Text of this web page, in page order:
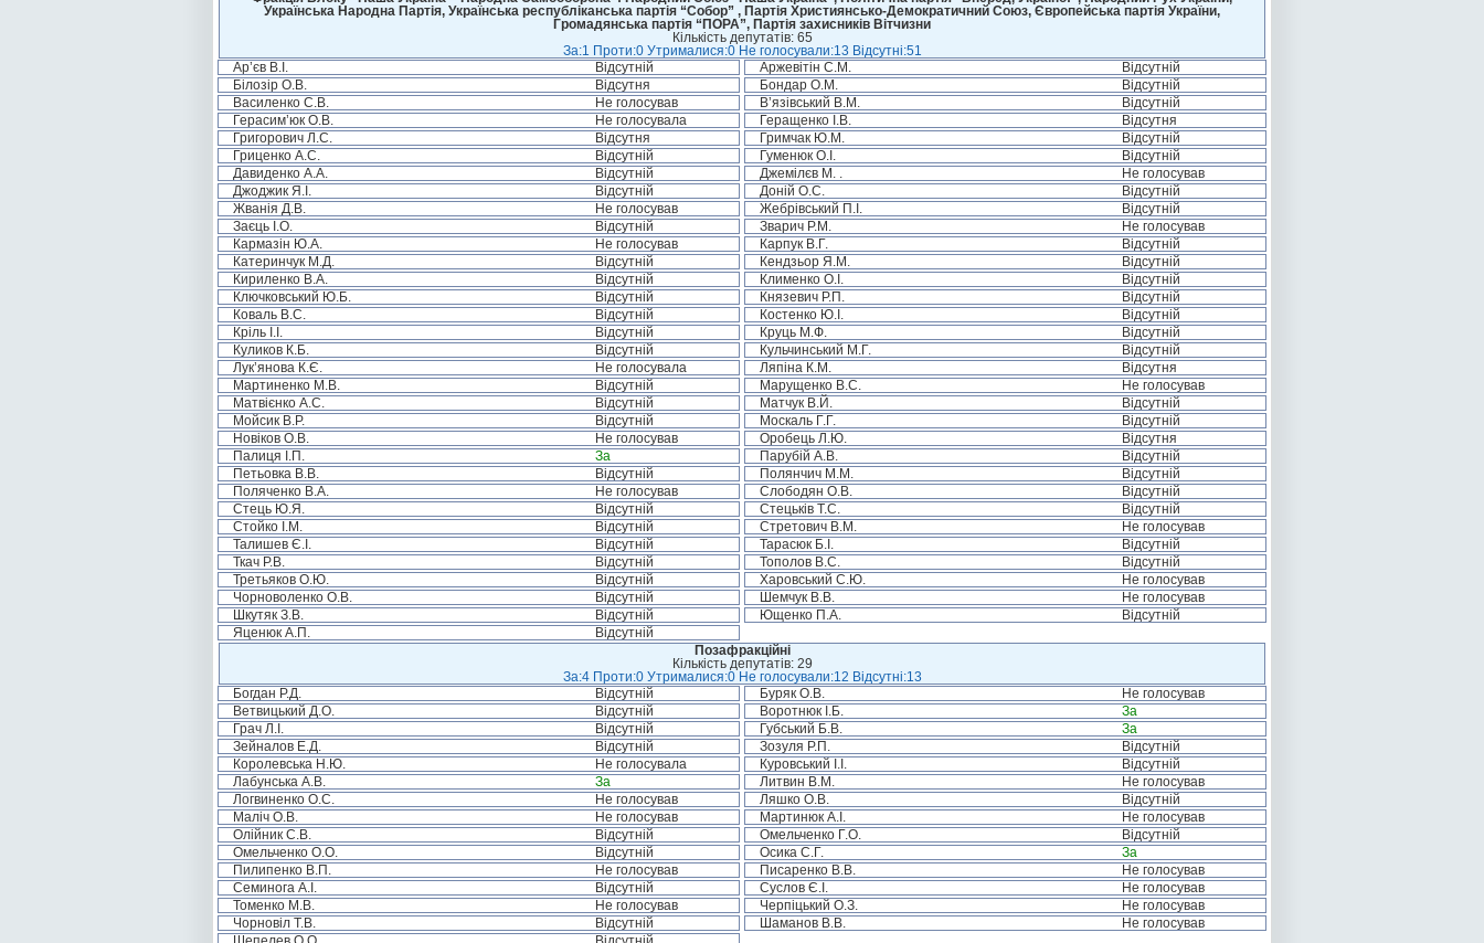
Українська Народна Партія, Українська республіканська партія “Собор” , Партія Християнсько-Демократичний Союз, Європейська партія України,
Громадянська партія “ПОРА”, Партія захисників Вітчизни
Кількість депутатів: 65
За:1 Проти:0 Утрималися:0 Не голосували:13 Відсутні:51
Ар’єв В.І.
Відсутній Аржевітін С.М.
Відсутній
Білозір О.В.
Відсутня Бондар О.М.
Відсутній
Василенко С.В.
Не голосував В’язівський В.М.
Відсутній
Герасим’юк О.В.
Не голосувала Геращенко І.В.
Відсутня
Григорович Л.С.
Відсутня Гримчак Ю.М.
Відсутній
Гриценко А.С.
Відсутній Гуменюк О.І.
Відсутній
Давиденко А.А.
Відсутній Джемілєв М. .
Не голосував
Джоджик Я.І.
Відсутній Доній О.С.
Відсутній
Жванія Д.В.
Не голосував Жебрівський П.І.
Відсутній
Заєць І.О.
Відсутній Зварич Р.М.
Не голосував
Кармазін Ю.А.
Не голосував Карпук В.Г.
Відсутній
Катеринчук М.Д.
Відсутній Кендзьор Я.М.
Відсутній
Кириленко В.А.
Відсутній Клименко О.І.
Відсутній
Ключковський Ю.Б.
Відсутній Князевич Р.П.
Відсутній
Коваль В.С.
Відсутній Костенко Ю.І.
Відсутній
Кріль І.І.
Відсутній Круць М.Ф.
Відсутній
Куликов К.Б.
Відсутній Кульчинський М.Г.
Відсутній
Лук’янова К.Є.
Не голосувала Ляпіна К.М.
Відсутня
Мартиненко М.В.
Відсутній Марущенко В.С.
Не голосував
Матвієнко А.С.
Відсутній Матчук В.Й.
Відсутній
Мойсик В.Р.
Відсутній Москаль Г.Г.
Відсутній
Новіков О.В.
Не голосував Оробець Л.Ю.
Відсутня
Палиця І.П.
За Парубій А.В.
Відсутній
Петьовка В.В.
Відсутній Полянчич М.М.
Відсутній
Поляченко В.А.
Не голосував Слободян О.В.
Відсутній
Стець Ю.Я.
Відсутній Стецьків Т.С.
Відсутній
Стойко І.М.
Відсутній Стретович В.М.
Не голосував
Талишев Є.І.
Відсутній Тарасюк Б.І.
Відсутній
Ткач Р.В.
Відсутній Тополов В.С.
Відсутній
Третьяков О.Ю.
Відсутній Харовський С.Ю.
Не голосував
Чорноволенко О.В.
Відсутній Шемчук В.В.
Не голосував
Шкутяк З.В.
Відсутній Ющенко П.А.
Відсутній
Яценюк А.П.
Відсутній
Позафракційні
Кількість депутатів: 29
За:4 Проти:0 Утрималися:0 Не голосували:12 Відсутні:13
Богдан Р.Д.
Відсутній Буряк О.В.
Не голосував
Ветвицький Д.О.
Відсутній Воротнюк І.Б.
За
Грач Л.І.
Відсутній Губський Б.В.
За
Зейналов Е.Д.
Відсутній Зозуля Р.П.
Відсутній
Королевська Н.Ю.
Не голосувала Куровський І.І.
Відсутній
Лабунська А.В.
За Литвин В.М.
Не голосував
Логвиненко О.С.
Не голосував Ляшко О.В.
Відсутній
Маліч О.В.
Не голосував Мартинюк А.І.
Не голосував
Олійник С.В.
Відсутній Омельченко Г.О.
Відсутній
Омельченко О.О.
Відсутній Осика С.Г.
За
Пилипенко В.П.
Не голосував Писаренко В.В.
Не голосував
Семинога А.І.
Відсутній Суслов Є.І.
Не голосував
Томенко М.В.
Не голосував Черпіцький О.З.
Не голосував
Чорновіл Т.В.
Відсутній Шаманов В.В.
Не голосував